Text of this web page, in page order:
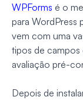
WPForms é o
para WordPress
vem com uma
tipos de campos
avaliação pré-
Depois de